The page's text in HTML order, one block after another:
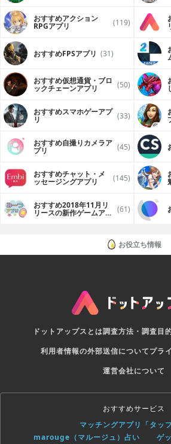
Collect hundreds of rare items
opening chests.
Explore the beautiful, hand-crafted
world.
Sword Man - Monster hunter is
download and play but some game
purchase for real money.
ANNOUNCEMENT:
- We cleared all the data of the
- We already tracked all users (PAUs)
packs. We will gift back those users in
- At this version, we renewed so
best experiences for users. Keep
try to complete our game as fast as we
- Please write your feelings about this
your critics. Feel free to comment, or
our mail: swordman@gemmob.com
https://www.facebook.com/
おすすめアクション
RPGアプリ (119)
おすすめFPSアプリ (31)
おすすめ仮想通貨・ブロ
ックチェーンアプリ (50)
おすすめスマホゲーアプ
リ (33)
おすすめ自撮りカメラア
プリ (45)
おすすめチャット・メ
ッセージングアプリ (145)
おすすめ2018年11月リ
リースの新作ゲームアプ (61)
お役立ち情報
ドットアップスとは調査方法・調査目
利用者情報の外部送信についてプラ
運営会社について
おすすめサービス
マッチングアプリ「タッ
marouge（マルージュ）占い
ゲ